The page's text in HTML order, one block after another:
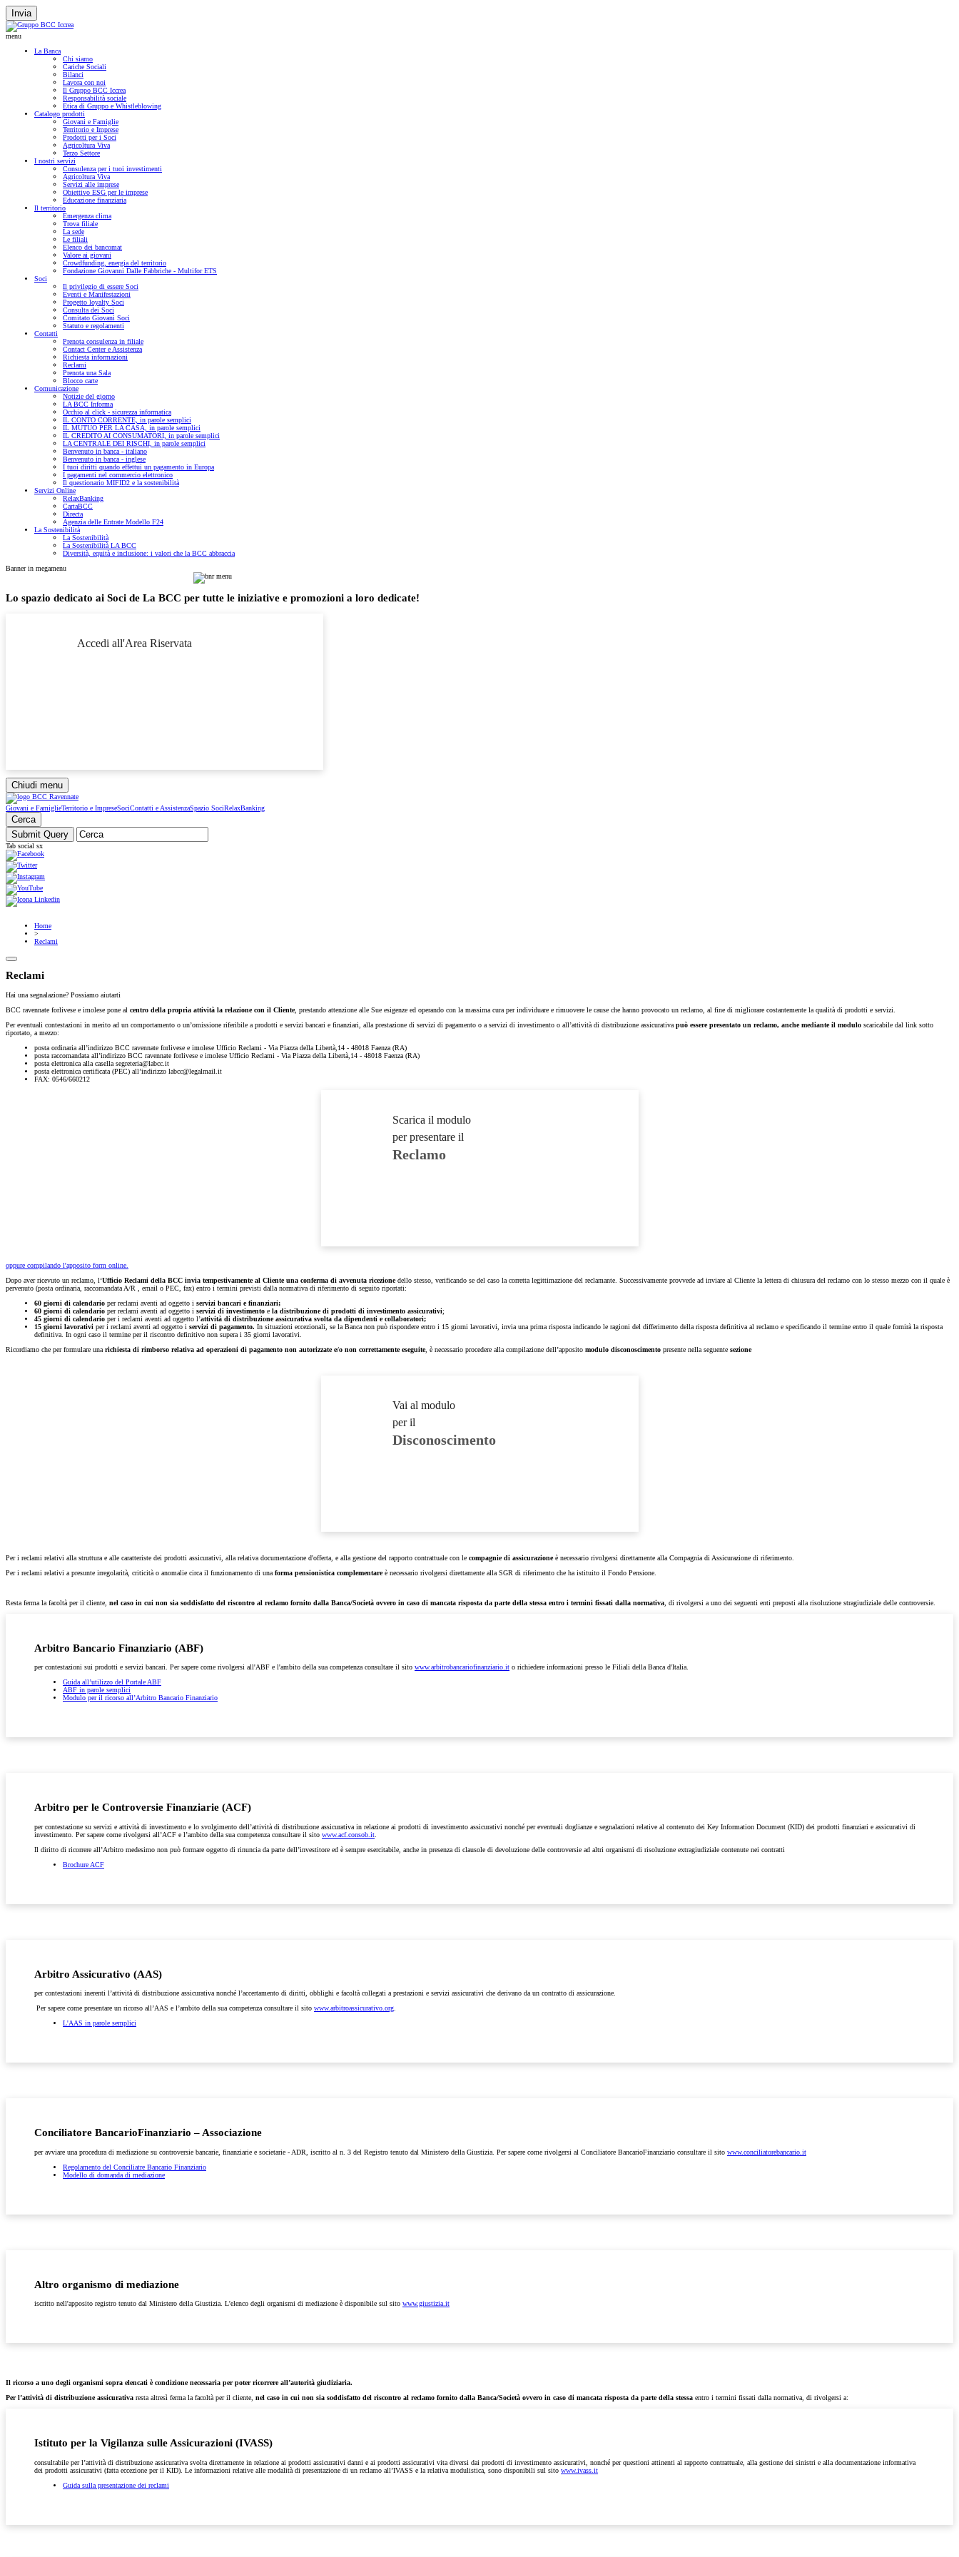
Invia
menu
La Banca
Chi siamo
Cariche Sociali
Bilanci
Lavora con noi
Il Gruppo BCC Iccrea
Responsabilità sociale
Etica di Gruppo e Whistleblowing
Catalogo prodotti
Giovani e Famiglie
Territorio e Imprese
Prodotti per i Soci
Agricoltura Viva
Terzo Settore
I nostri servizi
Consulenza per i tuoi investimenti
Agricoltura Viva
Servizi alle imprese
Obiettivo ESG per le imprese
Educazione finanziaria
Il territorio
Emergenza clima
Trova filiale
La sede
Le filiali
Elenco dei bancomat
Valore ai giovani
Crowdfunding, energia del territorio
Fondazione Giovanni Dalle Fabbriche - Multifor ETS
Soci
Il privilegio di essere Soci
Eventi e Manifestazioni
Progetto loyalty Soci
Consulta dei Soci
Comitato Giovani Soci
Statuto e regolamenti
Contatti
Prenota consulenza in filiale
Contact Center e Assistenza
Richiesta informazioni
Reclami
Prenota una Sala
Blocco carte
Comunicazione
Notizie del giorno
LA BCC Informa
Occhio al click - sicurezza informatica
IL CONTO CORRENTE, in parole semplici
IL MUTUO PER LA CASA, in parole semplici
IL CREDITO AI CONSUMATORI, in parole semplici
LA CENTRALE DEI RISCHI, in parole semplici
Benvenuto in banca - italiano
Benvenuto in banca - inglese
I tuoi diritti quando effettui un pagamento in Europa
I pagamenti nel commercio elettronico
Il questionario MIFID2 e la sostenibilità
Servizi Online
RelaxBanking
CartaBCC
Directa
Agenzia delle Entrate Modello F24
La Sostenibilità
La Sostenibilità
La Sostenibilità LA BCC
Diversità, equità e inclusione: i valori che la BCC abbraccia
Banner in megamenu
Lo spazio dedicato ai Soci de La BCC per tutte le iniziative e promozioni a loro dedicate!
Accedi all'Area Riservata
Chiudi menu
Giovani e FamiglieTerritorio e ImpreseSociContatti e AssistenzaSpazio SociRelaxBanking
Cerca
Tab social sx
Home
>
Reclami
Reclami
Hai una segnalazione? Possiamo aiutarti
BCC ravennate forlivese e imolese pone al centro della propria attività la relazione con il Cliente, prestando attenzione alle Sue esigenze ed operando con la massima cura per individuare e rimuovere le cause che hanno provocato un reclamo, al fine di migliorare costantemente la qualità di prodotti e servizi.
Per eventuali contestazioni in merito ad un comportamento o un’omissione riferibile a prodotti e servizi bancari e finanziari, alla prestazione di servizi di pagamento o a servizi di investimento o all’attività di distribuzione assicurativa può essere presentato un reclamo, anche mediante il modulo scaricabile dal link sotto
riportato, a mezzo:
posta ordinaria all’indirizzo BCC ravennate forlivese e imolese Ufficio Reclami - Via Piazza della Libertà,14 - 48018 Faenza (RA)
posta raccomandata all’indirizzo BCC ravennate forlivese e imolese Ufficio Reclami - Via Piazza della Libertà,14 - 48018 Faenza (RA)
posta elettronica alla casella segreteria@labcc.it
posta elettronica certificata (PEC) all’indirizzo labcc@legalmail.it
FAX: 0546/660212
Scarica il modulo
per presentare il
Reclamo
oppure compilando l'apposito form online.
Dopo aver ricevuto un reclamo, l‘Ufficio Reclami della BCC invia tempestivamente al Cliente una conferma di avvenuta ricezionedello stesso, verificando se del caso la corretta legittimazione del reclamante. Successivamente provvede ad inviare al Cliente la lettera di chiusura del reclamo con lo stesso mezzo con il quale è
pervenuto (posta ordinaria, raccomandata A/R , email o PEC, fax) entro i termini previsti dalla normativa di riferimento di seguito riportati:
60 giorni di calendario per reclami aventi ad oggetto i servizi bancari e finanziari;
60 giorni di calendario per reclami aventi ad oggetto i servizi di investimento e la distribuzione di prodotti di investimento assicurativi;
45 giorni di calendario per i reclami aventi ad oggetto l’attività di distribuzione assicurativa svolta da dipendenti e collaboratori;
15 giorni lavorativi per i reclami aventi ad oggetto i servizi di pagamento. In situazioni eccezionali, se la Banca non può rispondere entro i 15 giorni lavorativi, invia una prima risposta indicando le ragioni del differimento della risposta definitiva al reclamo e specificando il termine entro il quale fornirà la risposta
definitiva. In ogni caso il termine per il riscontro definitivo non supera i 35 giorni lavorativi.
Ricordiamo che per formulare una richiesta di rimborso relativa ad operazioni di pagamento non autorizzate e/o non correttamente eseguite, è necessario procedere alla compilazione dell’apposito modulo disconoscimento presente nella seguente sezione
Vai al modulo
per il
Disconoscimento
Per i reclami relativi alla struttura e alle caratteriste dei prodotti assicurativi, alla relativa documentazione d'offerta, e alla gestione del rapporto contrattuale con le compagnie di assicurazioneè necessario rivolgersi direttamente alla Compagnia di Assicurazione di riferimento.
Per i reclami relativi a presunte irregolarità, criticità o anomalie circa il funzionamento di una forma pensionistica complementareè necessario rivolgersi direttamente alla SGR di riferimento che ha istituito il Fondo Pensione.
Resta ferma la facoltà per il cliente, nel caso in cui non sia soddisfatto del riscontro al reclamo fornito dalla Banca/Società ovvero in caso di mancata risposta da parte della stessa entro i termini fissati dalla normativa , di rivolgersi a uno dei seguenti enti preposti alla risoluzione stragiudiziale delle controversie.
Arbitro Bancario Finanziario (ABF)
per contestazioni sui prodotti e servizi bancari. Per sapere come rivolgersi all'ABF e l'ambito della sua competenza consultare il sito www.arbitrobancariofinanziario.it o richiedere informazioni presso le Filiali della Banca d'Italia.
Guida all’utilizzo del Portale ABF
ABF in parole semplici
Modulo per il ricorso all’Arbitro Bancario Finanziario
Arbitro per le Controversie Finanziarie (ACF)
per contestazione su servizi e attività di investimento e lo svolgimento dell’attività di distribuzione assicurativa in relazione ai prodotti di investimento assicurativi nonché per eventuali doglianze e segnalazioni relative al contenuto dei Key Information Document (KID) dei prodotti finanziari e assicurativi di
investimento. Per sapere come rivolgersi all’ACF e l’ambito della sua competenza consultare il sito www.acf.consob.it
Il diritto di ricorrere all’Arbitro medesimo non può formare oggetto di rinuncia da parte dell’investitore ed è sempre esercitabile, anche in presenza di clausole di devoluzione delle controversie ad altri organismi di risoluzione extragiudiziale contenute nei contratti
Brochure ACF
Arbitro Assicurativo (AAS)
per contestazioni inerenti l’attività di distribuzione assicurativa nonché l’accertamento di diritti, obblighi e facoltà collegati a prestazioni e servizi assicurativi che derivano da un contratto di assicurazione.
Per sapere come presentare un ricorso all’AAS e l’ambito della sua competenza consultare il sito www.arbitroassicurativo.org
L'AAS in parole semplici
Conciliatore BancarioFinanziario – Associazione
per avviare una procedura di mediazione su controversie bancarie, finanziarie e societarie - ADR, iscritto al n. 3 del Registro tenuto dal Ministero della Giustizia. Per sapere come rivolgersi al Conciliatore BancarioFinanziario consultare il sito www.conciliatorebancario.it
Regolamento del Conciliatre Bancario Finanziario
Modello di domanda di mediazione
Altro organismo di mediazione
iscritto nell'apposito registro tenuto dal Ministero della Giustizia. L'elenco degli organismi di mediazione è disponibile sul sito www.giustizia.it
Il ricorso a uno degli organismi sopra elencati è condizione necessaria per poter ricorrere all’autorità giudiziaria.
Per l’attività di distribuzione assicurativa resta altresì ferma la facoltà per il cliente, nel caso in cui non sia soddisfatto del riscontro al reclamo fornito dalla Banca/Società ovvero in caso di mancata risposta da parte della stessa entro i termini fissati dalla normativa, di rivolgersi a:
Istituto per la Vigilanza sulle Assicurazioni (IVASS)
consultabile per l’attività di distribuzione assicurativa svolta direttamente in relazione ai prodotti assicurativi danni e ai prodotti assicurativi vita diversi dai prodotti di investimento assicurativi, nonché per questioni attinenti al rapporto contrattuale, alla gestione dei sinistri e alla documentazione informativa
dei prodotti assicurativi (fatta eccezione per il KID). Le informazioni relative alle modalità di presentazione di un reclamo all’IVASS e la relativa modulistica, sono disponibili sul sito www.ivass.it
Guida sulla presentazione dei reclami